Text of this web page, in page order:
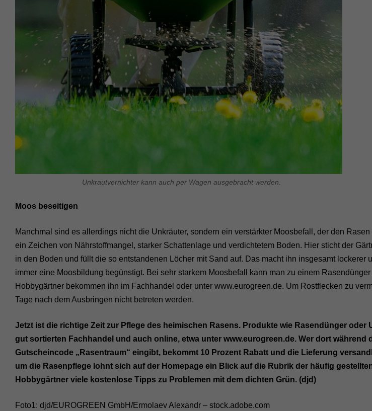
Unkrautvernichter kann auch per Wagen ausgebracht werden.
Moos beseitigen
Manchmal sind es allerdings nicht die Unkräuter, sondern ein verstärkter Moosbefall, der den
ein Zeichen von Nährstoffmangel, starker Schattenlage und verdichtetem Boden. Hier sticht der
in den Boden und füllt die so entstandenen Löcher mit Sand auf. Das macht ihn insgesamt lockerer
immer eine Moosbildung begünstigt. Bei sehr starkem Moosbefall kann man zu einem
Hobbygärtner bekommen ihn im Fachhandel oder unter www.eurogreen.de. Um Rostflecken zu
Tage nach dem Ausbringen nicht betreten werden.
Jetzt ist die richtige Zeit zur Pflege des heimischen Rasens. Produkte wie Rasendünger oder
gut sortierten Fachhandel und auch online, etwa unter www.eurogreen.de. Wer dort während
Gutscheincode „Rasentraum“ eingibt, bekommt 10 Prozent Rabatt und die Lieferung
um die Rasenpflege lohnt sich auf der Homepage ein Blick auf die Rubrik der häufig
Hobbygärtner viele kostenlose Tipps zu Problemen mit dem dichten Grün. (djd)
Foto1: djd/EUROGREEN GmbH/Ermolaev Alexandr – stock.adobe.com